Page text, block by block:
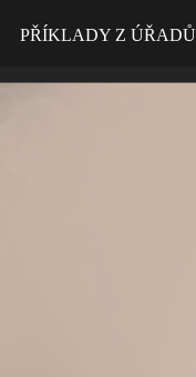
PŘÍKLADY Z ÚŘADŮ